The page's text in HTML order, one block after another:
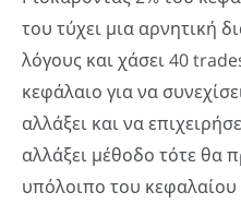
του τύχει μια αρνητική
λόγους και χάσει 40
κεφάλαιο για να
αλλάξει και να
αλλάξει μέθοδο τότε θα
υπόλοιπο του κεφαλαίου